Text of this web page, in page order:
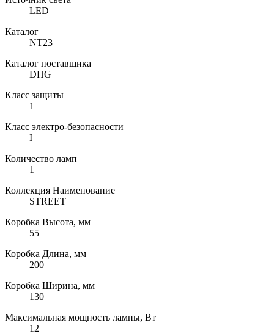
LED
Каталог
NT23
Каталог поставщика
DHG
Класс защиты
1
Класс электро-безопасности
I
Количество ламп
1
Коллекция Наименование
STREET
Коробка Высота, мм
55
Коробка Длина, мм
200
Коробка Ширина, мм
130
Максимальная мощность лампы, Вт
12